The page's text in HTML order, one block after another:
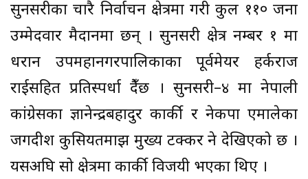
सुनसरीका चारै निर्वाचन क्षेत्रमा गरी कुल ११० जना
उम्मेदवार मैदानमा छन् । सुनसरी क्षेत्र नम्बर १ मा
धरान उपमहानगरपालिकाका पूर्वमेयर हर्कराज
राईसहित प्रतिस्पर्धा हुँदैछ । सुनसरी–४ मा नेपाली
कांग्रेसका ज्ञानेन्द्रबहादुर कार्की र नेकपा एमालेका
जगदीश कुसियतमाझ मुख्य टक्कर हुने देखिएको छ ।
यसअघि सो क्षेत्रमा कार्की विजयी भएका थिए ।